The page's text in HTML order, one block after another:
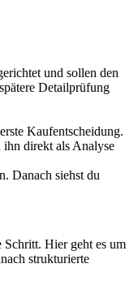
und sollen den
Detailprüfung
Kaufentscheidung.
ihn direkt als Analyse
Danach siehst du
Hier geht es um
strukturierte